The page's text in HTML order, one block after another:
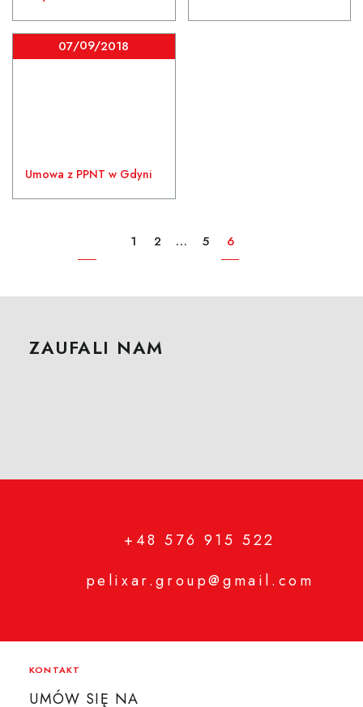
07/09/2018
Umowa z PPNT w Gdyni
1 2 … 5 6
ZAUFALI NAM
+48 576 915 522
pelixar.group@gmail.com
KONTAKT
UMÓW SIĘ NA